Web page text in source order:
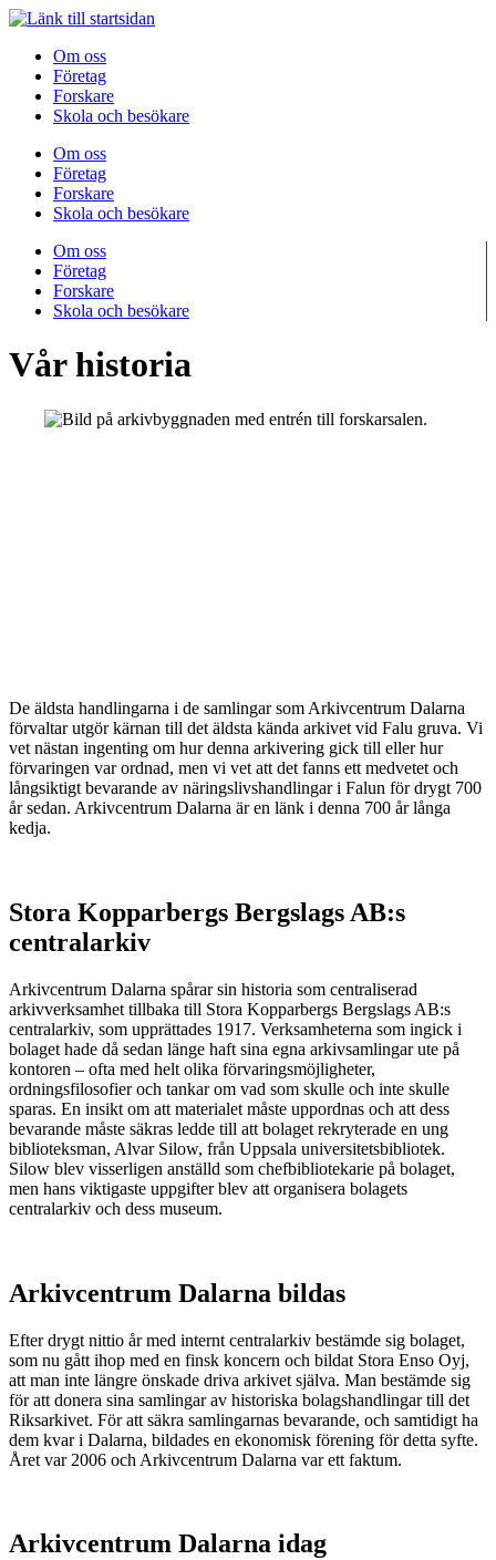
Om oss
Företag
Forskare
Skola och besökare
Om oss
Företag
Forskare
Skola och besökare
Om oss
Företag
Forskare
Skola och besökare
Vår historia
De äldsta handlingarna i de samlingar som Arkivcentrum Dalarna
förvaltar utgör kärnan till det äldsta kända arkivet vid Falu gruva. Vi
vet nästan ingenting om hur denna arkivering gick till eller hur
förvaringen var ordnad, men vi vet att det fanns ett medvetet och
långsiktigt bevarande av näringslivshandlingar i Falun för drygt 700
år sedan. Arkivcentrum Dalarna är en länk i denna 700 år långa
kedja.
Stora Kopparbergs Bergslags AB:s
centralarkiv
Arkivcentrum Dalarna spårar sin historia som centraliserad
arkivverksamhet tillbaka till Stora Kopparbergs Bergslags AB:s
centralarkiv, som upprättades 1917. Verksamheterna som ingick i
bolaget hade då sedan länge haft sina egna arkivsamlingar ute på
kontoren – ofta med helt olika förvaringsmöjligheter,
ordningsfilosofier och tankar om vad som skulle och inte skulle
sparas. En insikt om att materialet måste uppordnas och att dess
bevarande måste säkras ledde till att bolaget rekryterade en ung
biblioteksman, Alvar Silow, från Uppsala universitetsbibliotek.
Silow blev visserligen anställd som chefbibliotekarie på bolaget,
men hans viktigaste uppgifter blev att organisera bolagets
centralarkiv och dess museum.
Arkivcentrum Dalarna bildas
Efter drygt nittio år med internt centralarkiv bestämde sig bolaget,
som nu gått ihop med en finsk koncern och bildat Stora Enso Oyj,
att man inte längre önskade driva arkivet själva. Man bestämde sig
för att donera sina samlingar av historiska bolagshandlingar till det
Riksarkivet. För att säkra samlingarnas bevarande, och samtidigt ha
dem kvar i Dalarna, bildades en ekonomisk förening för detta syfte.
Året var 2006 och Arkivcentrum Dalarna var ett faktum.
Arkivcentrum Dalarna idag